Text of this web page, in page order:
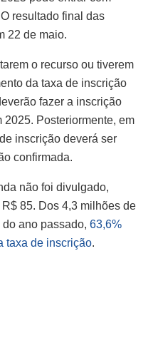
resultado final das
22 de maio.
o recurso ou tiverem
da taxa de inscrição
fazer a inscrição
2025. Posteriormente, em
inscrição deverá ser
confirmada.
não foi divulgado,
85. Dos 4,3 milhões de
ano passado, 63,6%
taxa de inscrição.